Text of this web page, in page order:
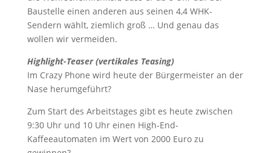
Baustelle einen anderen aus seinen 4,4 WHK-
Sendern wählt, ziemlich groß … Und genau das
wollen wir vermeiden.
Highlight-Teaser (vertikales Teasing)
Im Crazy Phone wird heute der Bürgermeister an der
Nase herumgeführt?
Zum Start des Arbeitstages gibt es heute zwischen
9:30 Uhr und 10 Uhr einen High-End-
Kaffeeautomaten im Wert von 2000 Euro zu